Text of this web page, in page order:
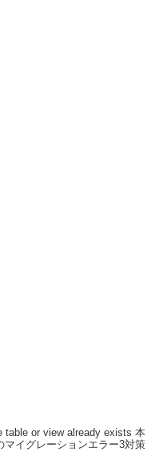
table or view already exists 本
マイグレーションエラー3対策